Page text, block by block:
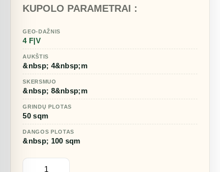
was:
KUPOLO PARAMETRAI :
GEO-DAŽNIS
4 F|V
AUKŠTIS
&nbsp; 4&nbsp;m
SKERSMUO
&nbsp; 8&nbsp;m
GRINDŲ PLOTAS
50 sqm
DANGOS PLOTAS
&nbsp; 100 sqm
produkto